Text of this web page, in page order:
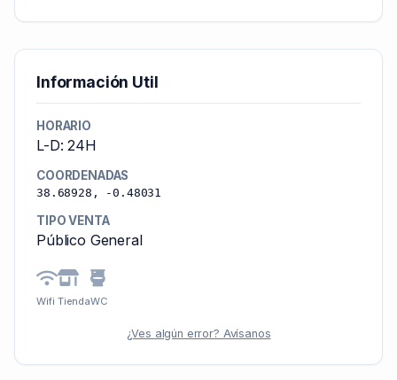
Información Util
HORARIO
L-D: 24H
COORDENADAS
38.68928, -0.48031
TIPO VENTA
Público General
Wifi TiendaWC
¿Ves algún error? Avísanos